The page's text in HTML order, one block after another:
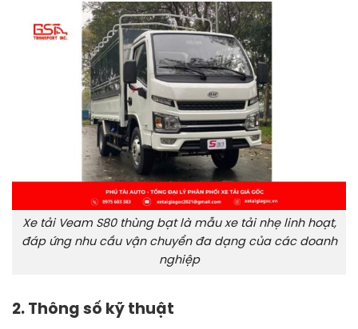
Xe tải Veam S80 thùng bạt là mẫu xe tải nhẹ linh hoạt,
đáp ứng nhu cầu vận chuyển đa dạng của các doanh
nghiệp
2. Thông số kỹ thuật